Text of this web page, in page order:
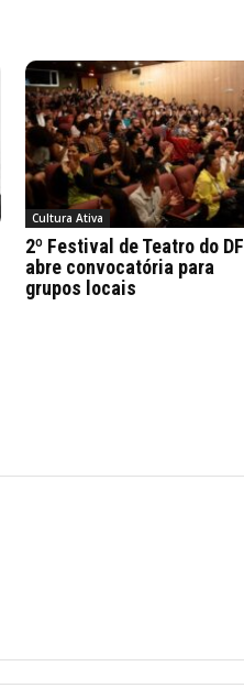
Cultura Ativa
2º Festival de Teatro do DF
abre convocatória para
grupos locais